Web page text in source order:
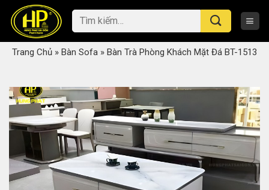
content
Tìm
kiếm:
Trang Chủ » Bàn Sofa » Bàn Trà Phòng Khách Mặt Đá BT-1513